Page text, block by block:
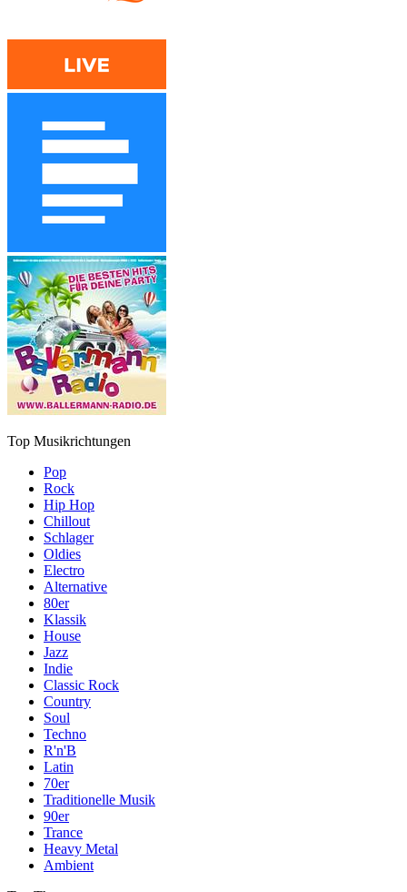
Top Musikrichtungen
Pop
Rock
Hip Hop
Chillout
Schlager
Oldies
Electro
Alternative
80er
Klassik
House
Jazz
Indie
Classic Rock
Country
Soul
Techno
R'n'B
Latin
70er
Traditionelle Musik
90er
Trance
Heavy Metal
Ambient